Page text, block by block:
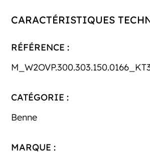
CARACTÉRISTIQUES
RÉFÉRENCE :
CATÉGORIE :
Benne
MARQUE :